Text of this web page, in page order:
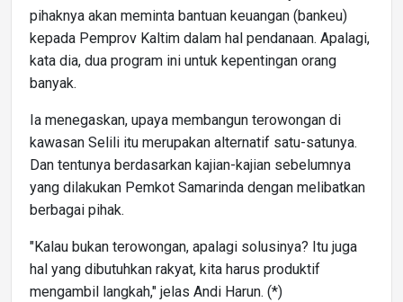
pihaknya akan meminta bantuan keuangan (bankeu)
kepada Pemprov Kaltim dalam hal pendanaan. Apalagi,
kata dia, dua program ini untuk kepentingan orang
banyak.
Ia menegaskan, upaya membangun terowongan di
kawasan Selili itu merupakan alternatif satu-satunya.
Dan tentunya berdasarkan kajian-kajian sebelumnya
yang dilakukan Pemkot Samarinda dengan melibatkan
berbagai pihak.
"Kalau bukan terowongan, apalagi solusinya? Itu juga
hal yang dibutuhkan rakyat, kita harus produktif
mengambil langkah," jelas Andi Harun. (*)